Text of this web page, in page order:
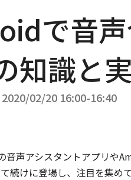
/ 40min
実装から
の高い
と
EN Cards/
Meta-Programming
with Kotlin
で音声
知識と
02/20 16:00-16:40
音声アシスタントアプリや
続けに登場し、注目を集め